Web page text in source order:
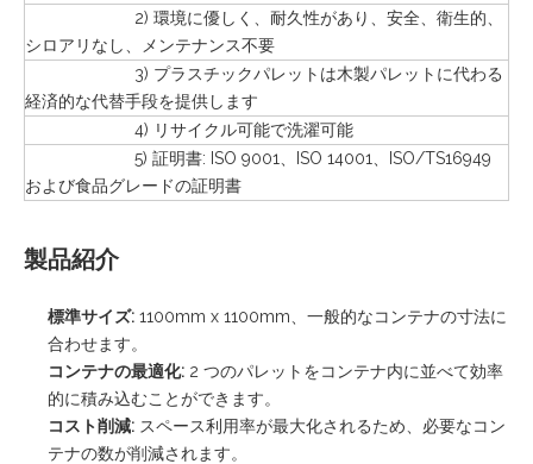
2) 環境に優しく、耐久性があり、安全、衛生的、
シロアリなし、メンテナンス不要
3) プラスチックパレットは木製パレットに代わる
経済的な代替手段を提供します
4) リサイクル可能で洗濯可能
5) 証明書: ISO 9001、ISO 14001、ISO/TS16949
および食品グレードの証明書
製品紹介
標準サイズ: 1100mm x 1100mm、一般的なコンテナの寸法に
合わせます。
コンテナの最適化: 2 つのパレットをコンテナ内に並べて効率
的に積み込むことができます。
コスト削減: スペース利用率が最大化されるため、必要なコン
テナの数が削減されます。